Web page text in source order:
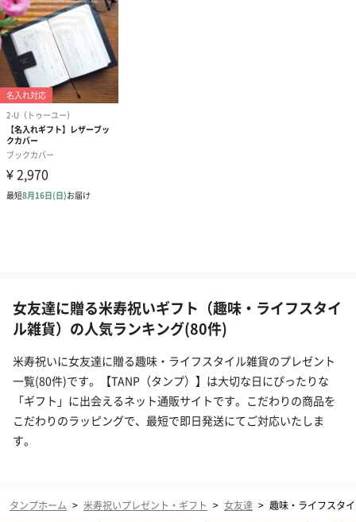
女友達に贈る米寿祝いギフト（趣味・ライフスタイ
ル雑貨）の人気ランキング(80件)
米寿祝いに女友達に贈る趣味・ライフスタイル雑貨のプレゼント
一覧(80件)です。【TANP（タンプ）】は大切な日にぴったりな
「ギフト」に出会えるネット通販サイトです。こだわりの商品を
こだわりのラッピングで、最短で即日発送にてご対応いたしま
す。
タンプホーム > 米寿祝いプレゼント・ギフト > 女友達 > 趣味・ライフスタ